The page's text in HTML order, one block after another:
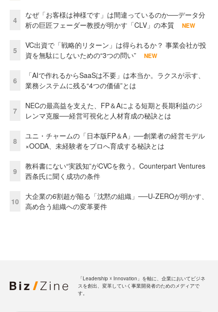
4
なぜ「お客様は神様です」は間違っているのか──データ分
析の巨匠フェーダー教授が明かす「CLV」の本質
NEW
5
VC出資で「戦略的リターン」は得られるか？ 事業会社が投
資を無駄にしないための“3つの問い”
NEW
6
「AIで作れるからSaaSは不要」は本当か。ラクスが示す、
業務システムに残る“4つの価値”とは
7
NECの最高益を支えた、FP＆Aによる短期と長期利益のジ
レンマ克服──経営可視化と人材育成の秘訣とは
8
ユニ・チャームの「日本版FP＆A」──創業者の経営モデル
×OODA、未経験者をプロへ育成する秘訣とは
9
教科書にない“実践知”がCVCを救う。Counterpart Ventures
西条氏に聞く成功の条件
10
大企業の6割超が陥る「沈黙の組織」──U-ZEROが明かす、
高め合う組織への変革要件
「Leadership ☓ Innovation」を軸に、企業においてビジネ
スを創出、変革していく事業開発者のためのメディアで
す。